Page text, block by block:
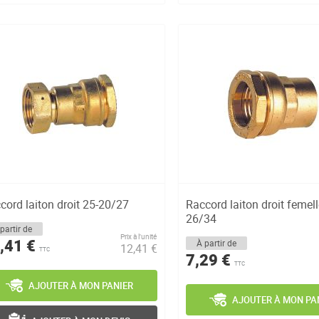
laiton droit 25-20/27
de
€ TTC
Prix à l’unité
12,41 €
AJOUTER À MON PANIER
Raccord laiton droit
26/34
À partir de
7,29 € TTC
AJOUTER À MON